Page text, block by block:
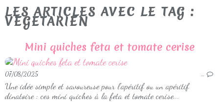
LES ARTICLES AVEC LE TAG :
VEGETARIEN
Mini quiches feta et tomate cerise
07/08/2025 …
Une idée simple et savoureuse pour l’apéritif ou un apéritif
dinatoire : ces mini quiches à la feta et tomate cerise...